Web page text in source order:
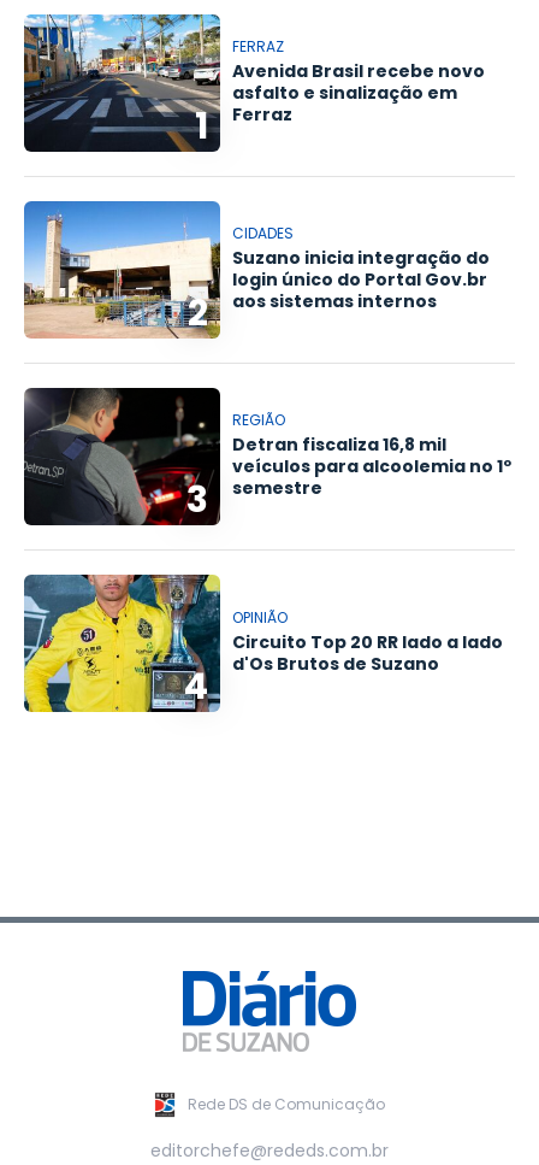
1
FERRAZ
Avenida Brasil recebe novo
asfalto e sinalização em
Ferraz
2
CIDADES
Suzano inicia integração do
login único do Portal Gov.br
aos sistemas internos
3
REGIÃO
Detran fiscaliza 16,8 mil
veículos para alcoolemia no 1º
semestre
4
OPINIÃO
Circuito Top 20 RR lado a lado
d'Os Brutos de Suzano
Rede DS de Comunicação
editorchefe@rededs.com.br